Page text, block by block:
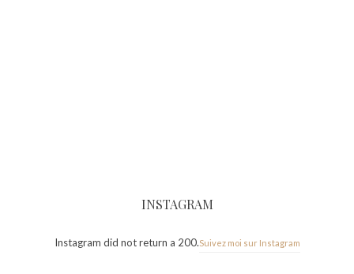
INSTAGRAM
Instagram did not return a 200.Suivez moi sur Instagram